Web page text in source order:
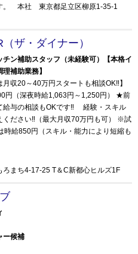
。 本社 東京都足立区柳原1-35-1
ザ・ダイナー）
補助スタッフ（未経験可）【本格イ
補助業務】
収20～40万円スタートも相談OK‼】
円（深夜時給1,063円～1,250円） ★前
給与の相談もOKです‼ 経験・スキル
ください‼（最大月収70万円も可） ※試
時給850円（スキル・能力により短縮も
ろまち4-17-25 T＆C新都心ヒルズ1F
ー候補